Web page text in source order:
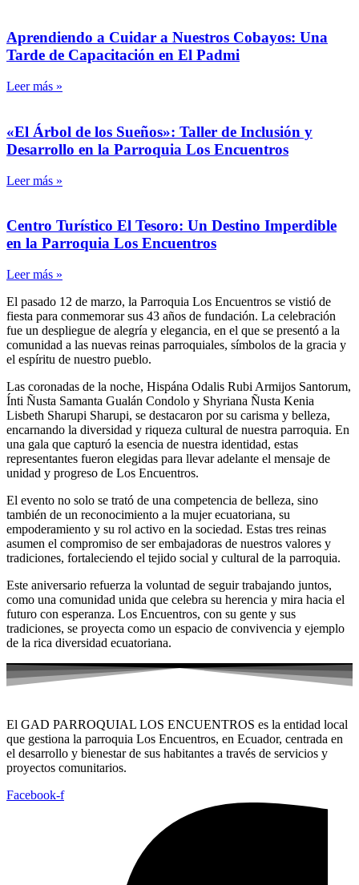
Aprendiendo a Cuidar a Nuestros Cobayos: Una
Tarde de Capacitación en El Padmi
Leer más »
«El Árbol de los Sueños»: Taller de Inclusión y
Desarrollo en la Parroquia Los Encuentros
Leer más »
Centro Turístico El Tesoro: Un Destino Imperdible
en la Parroquia Los Encuentros
Leer más »
El pasado 12 de marzo, la Parroquia Los Encuentros se vistió de
fiesta para conmemorar sus 43 años de fundación. La celebración
fue un despliegue de alegría y elegancia, en el que se presentó a la
comunidad a las nuevas reinas parroquiales, símbolos de la gracia y
el espíritu de nuestro pueblo.
Las coronadas de la noche, Hispána Odalis Rubi Armijos Santorum,
Ínti Ñusta Samanta Gualán Condolo y Shyriana Ñusta Kenia
Lisbeth Sharupi Sharupi, se destacaron por su carisma y belleza,
encarnando la diversidad y riqueza cultural de nuestra parroquia. En
una gala que capturó la esencia de nuestra identidad, estas
representantes fueron elegidas para llevar adelante el mensaje de
unidad y progreso de Los Encuentros.
El evento no solo se trató de una competencia de belleza, sino
también de un reconocimiento a la mujer ecuatoriana, su
empoderamiento y su rol activo en la sociedad. Estas tres reinas
asumen el compromiso de ser embajadoras de nuestros valores y
tradiciones, fortaleciendo el tejido social y cultural de la parroquia.
Este aniversario refuerza la voluntad de seguir trabajando juntos,
como una comunidad unida que celebra su herencia y mira hacia el
futuro con esperanza. Los Encuentros, con su gente y sus
tradiciones, se proyecta como un espacio de convivencia y ejemplo
de la rica diversidad ecuatoriana.
El GAD PARROQUIAL LOS ENCUENTROS es la entidad local
que gestiona la parroquia Los Encuentros, en Ecuador, centrada en
el desarrollo y bienestar de sus habitantes a través de servicios y
proyectos comunitarios.
Facebook-f